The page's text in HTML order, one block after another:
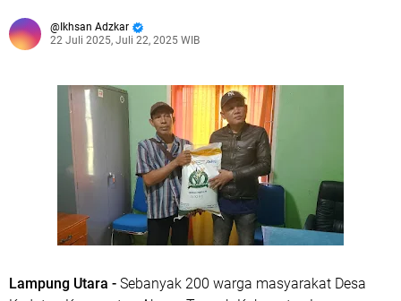
Ikhsan Adzkar
22 Juli 2025, Juli 22, 2025 WIB
Lampung Utara - Sebanyak 200 warga masyarakat Desa